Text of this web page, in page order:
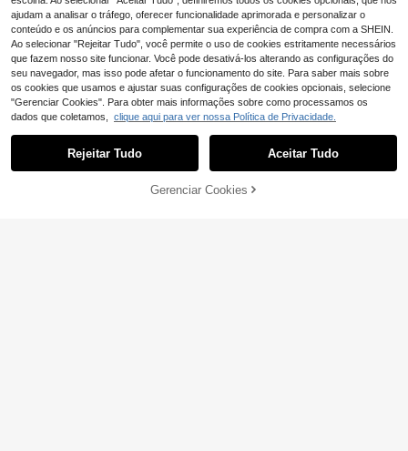
ADICIONAR AO CARRINHO
ajudam a analisar o tráfego, oferecer funcionalidade aprimorada e personalizar o
conteúdo e os anúncios para complementar sua experiência de compra com a SHEIN.
Ao selecionar "Rejeitar Tudo", você permite o uso de cookies estritamente necessários
que fazem nosso site funcionar. Você pode desativá-los alterando as configurações do
seu navegador, mas isso pode afetar o funcionamento do site. Para saber mais sobre
os cookies que usamos e ajustar suas configurações de cookies opcionais, selecione
"Gerenciar Cookies". Para obter mais informações sobre como processamos os
dados que coletamos, clique aqui para ver nossa Política de Privacidade.
Rejeitar Tudo Aceitar Tudo
Gerenciar Cookies